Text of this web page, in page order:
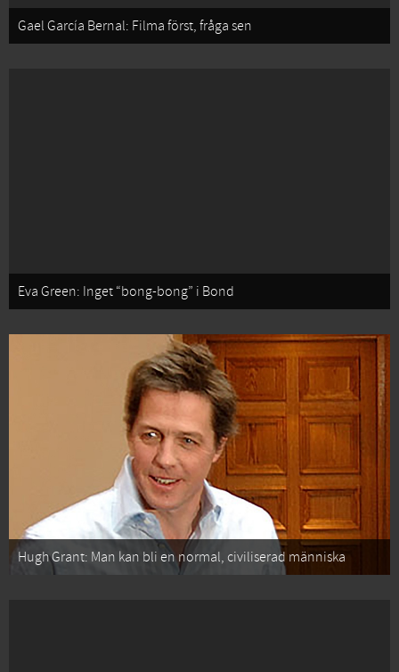
Gael García Bernal: Filma först, fråga sen
Eva Green: Inget “bong-bong” i Bond
Hugh Grant: Man kan bli en normal, civiliserad människa